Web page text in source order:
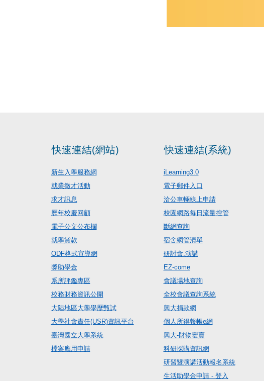
快速連結(網站)
新生入學服務網
就業徵才活動
求才訊息
歷年校慶回顧
電子公文公布欄
就學貸款
ODF格式宣導網
獎助學金
系所評鑑專區
校務財務資訊公開
大陸地區大學學歷甄試
大學社會責任(USR)資訊平台
臺灣國立大學系統
檔案應用申請
快速連結(系統)
iLearning3.0
電子郵件入口
洽公車輛線上申請
校園網路每日流量控管
斷網查詢
宿舍網管清單
研討會.演講
EZ-come
會議場地查詢
全校會議查詢系統
興大捐款網
個人所得報帳e網
興大-財物變賣
科研採購資訊網
研習暨演講活動報名系統
生活助學金申請 - 登入